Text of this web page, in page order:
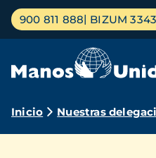
Pasar
contenido
Menú
principal
900 811 888 BIZUM
Ruta
Inicio Nuestras